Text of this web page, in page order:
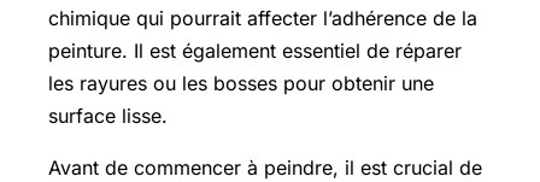
chimique qui pourrait affecter l’adhérence de la
peinture. Il est également essentiel de réparer
les rayures ou les bosses pour obtenir une
surface lisse.
Avant de commencer à peindre, il est crucial de